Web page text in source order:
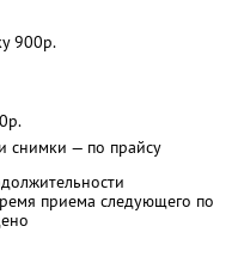
900р.
снимки — по прайсу
приема следующего по